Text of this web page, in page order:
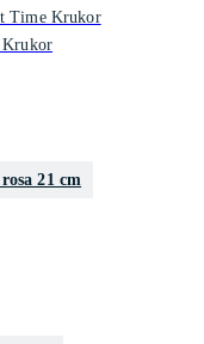
Time Krukor
21 cm